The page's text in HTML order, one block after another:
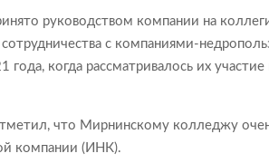
руководством компании на
с компаниями-
когда рассматривалось их
что Мирнинскому колледжу
компании (ИНК).